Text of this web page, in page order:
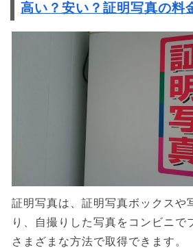
高い？安い？証明写真の料
証明写真は、証明写真ボックスや
り、自撮りした写真をコンビニで
さまざまな方法で取得できます。